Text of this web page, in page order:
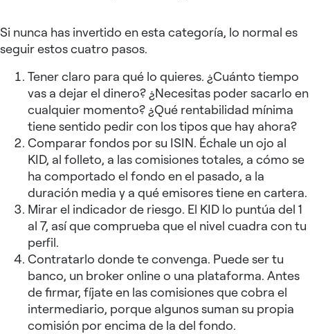
Si nunca has invertido en esta categoría, lo normal es
seguir estos cuatro pasos.
Tener claro para qué lo quieres. ¿Cuánto tiempo
vas a dejar el dinero? ¿Necesitas poder sacarlo en
cualquier momento? ¿Qué rentabilidad mínima
tiene sentido pedir con los tipos que hay ahora?
Comparar fondos por su ISIN. Échale un ojo al
KID, al folleto, a las comisiones totales, a cómo se
ha comportado el fondo en el pasado, a la
duración media y a qué emisores tiene en cartera.
Mirar el indicador de riesgo. El KID lo puntúa del 1
al 7, así que comprueba que el nivel cuadra con tu
perfil.
Contratarlo donde te convenga. Puede ser tu
banco, un broker online o una plataforma. Antes
de firmar, fíjate en las comisiones que cobra el
intermediario, porque algunos suman su propia
comisión por encima de la del fondo.